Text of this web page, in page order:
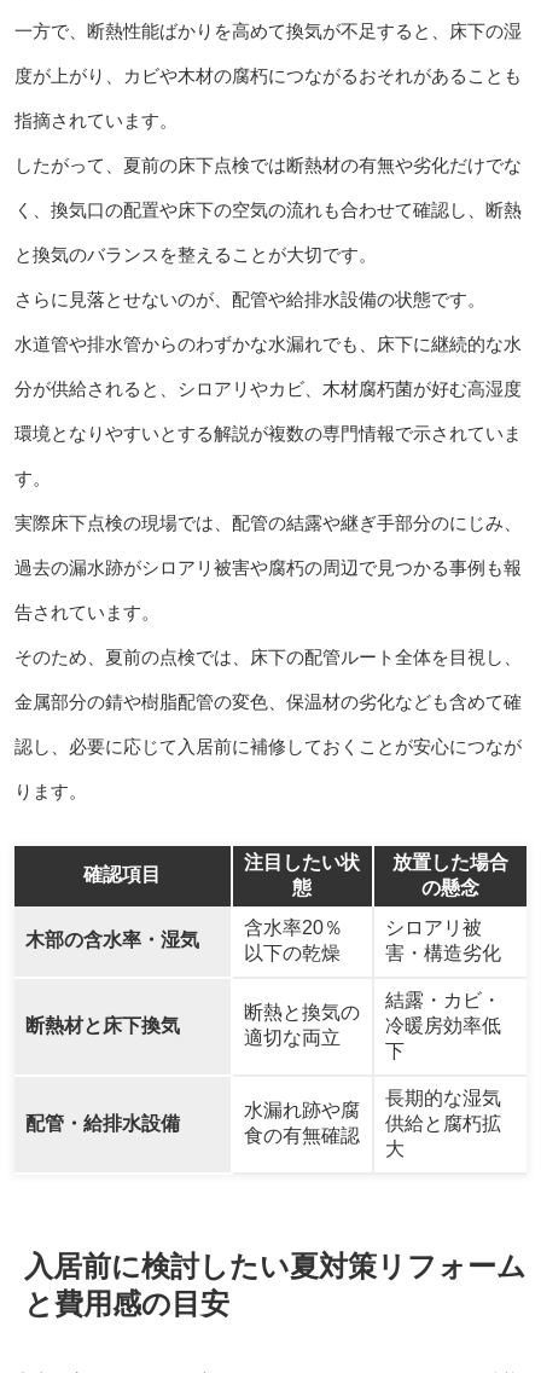
一方で、断熱性能ばかりを高めて換気が不足すると、床下の湿
度が上がり、カビや木材の腐朽につながるおそれがあることも
指摘されています。
したがって、夏前の床下点検では断熱材の有無や劣化だけでな
く、換気口の配置や床下の空気の流れも合わせて確認し、断熱
と換気のバランスを整えることが大切です。
さらに見落とせないのが、配管や給排水設備の状態です。
水道管や排水管からのわずかな水漏れでも、床下に継続的な水
分が供給されると、シロアリやカビ、木材腐朽菌が好む高湿度
環境となりやすいとする解説が複数の専門情報で示されていま
す。
実際床下点検の現場では、配管の結露や継ぎ手部分のにじみ、
過去の漏水跡がシロアリ被害や腐朽の周辺で見つかる事例も報
告されています。
そのため、夏前の点検では、床下の配管ルート全体を目視し、
金属部分の錆や樹脂配管の変色、保温材の劣化なども含めて確
認し、必要に応じて入居前に補修しておくことが安心につなが
ります。
確認項目
注目したい状
態
放置した場合
の懸念
木部の含水率・湿気
含水率20％
以下の乾燥
シロアリ被
害・構造劣化
断熱材と床下換気
断熱と換気の
適切な両立
結露・カビ・
冷暖房効率低
下
配管・給排水設備
水漏れ跡や腐
食の有無確認
長期的な湿気
供給と腐朽拡
大
入居前に検討したい夏対策リフォーム
と費用感の目安